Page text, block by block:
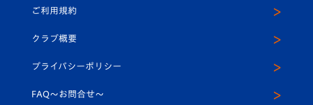
平和祈念活動
スクール
ヴィヴィくんインスタグラム
公式LINE＠
ご利用規約
クラブ概要
プライバシーポリシー
FAQ〜お問合せ〜